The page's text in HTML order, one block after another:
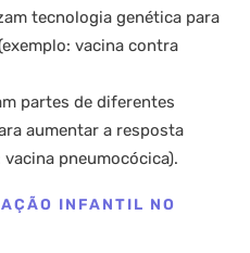
tecnologia genética para
vacina contra
partes de diferentes
aumentar a resposta
pneumocócica).
INFANTIL NO